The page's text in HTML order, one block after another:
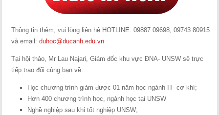
Thông tin thêm, vui lòng liên hệ HOTLINE: 09887 09698, 09743 80915
và email:duhoc@ducanh.edu.vn
Tại hội thảo, Mr Lau Najari, Giám đốc khu vực ĐNA- UNSW sẽ trực
tiếp trao đổi cùng bạn về:
Học chương trình giảm được 01 năm học ngành IT- cơ khí;
Hơn 400 chương trình học, ngành học tại UNSW
Nghề nghiệp sau khi tốt nghiệp UNSW;